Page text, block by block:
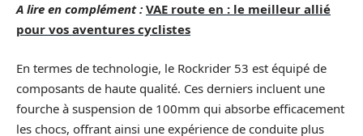
A lire en complément : VAE route en : le meilleur allié
pour vos aventures cyclistes
En termes de technologie, le Rockrider 53 est équipé de
composants de haute qualité. Ces derniers incluent une
fourche à suspension de 100mm qui absorbe efficacement
les chocs, offrant ainsi une expérience de conduite plus